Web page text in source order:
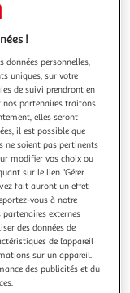
sans huile
!
données personnelles,
uniques, sur votre
de suivi prendront en
nos partenaires traitons
elles seront
il est possible que
ne soient pas pertinents
modifier vos choix ou
sur le lien "Gérer
fait auront un effet
vous à notre
externes
des données de
de l’appareil
sur un appareil.
des publicités et du